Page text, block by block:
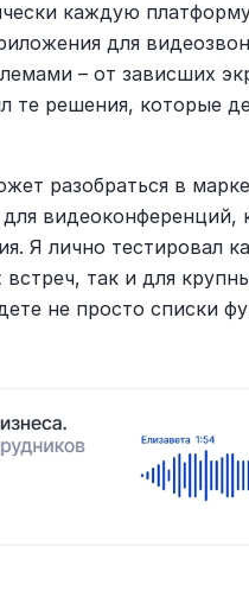
каждую
для
– от зависших
те решения, которые
разобраться в
видеоконференций,
Я лично тестировал
так и для
не просто списки